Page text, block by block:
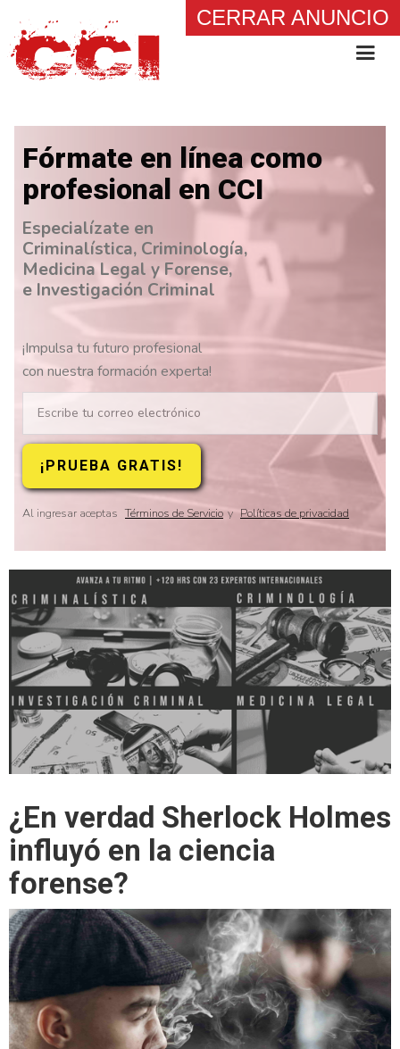
Fórmate en línea como
profesional en CCI
Especialízate en
Criminalística, Criminología,
Medicina Legal y Forense,
e Investigación Criminal
¡Impulsa tu futuro profesional
con nuestra formación experta!
Al ingresar aceptas Términos de Servicio y Políticas de privacidad
¿En verdad Sherlock Holmes
influyó en la ciencia
forense?
CERRAR ANUNCIO